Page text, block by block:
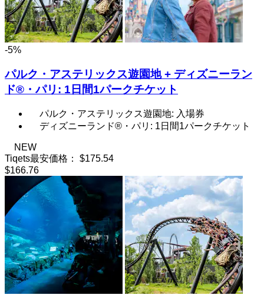
-5%
パルク・アステリックス遊園地 + ディズニーラン
ド®・パリ: 1日間1パークチケット
パルク・アステリックス遊園地: 入場券
ディズニーランド®・パリ: 1日間1パークチケット
NEW
Tiqets最安価格：
$175.54
$166.76